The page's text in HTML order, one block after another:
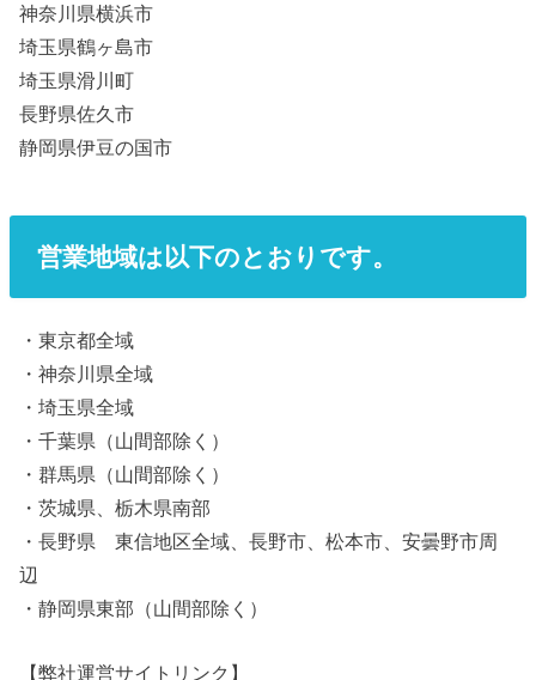
神奈川県横浜市
埼玉県鶴ヶ島市
埼玉県滑川町
長野県佐久市
静岡県伊豆の国市
営業地域は以下のとおりです。
・東京都全域
・神奈川県全域
・埼玉県全域
・千葉県（山間部除く）
・群馬県（山間部除く）
・茨城県、栃木県南部
・長野県 東信地区全域、長野市、松本市、安曇野市周
辺
・静岡県東部（山間部除く）
【弊社運営サイトリンク】